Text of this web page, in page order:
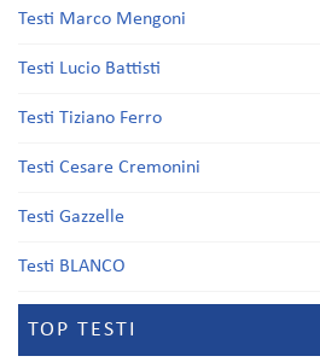
Testi Marco Mengoni
Testi Lucio Battisti
Testi Tiziano Ferro
Testi Cesare Cremonini
Testi Gazzelle
Testi BLANCO
TOP TESTI